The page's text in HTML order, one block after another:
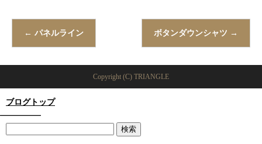
← パネルライン ボタンダウンシャツ →
Copyright (C) TRIANGLE
ブログトップ